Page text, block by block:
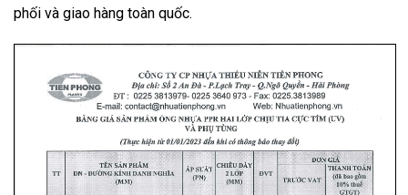
phối và giao hàng toàn quốc.